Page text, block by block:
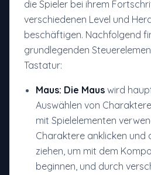
die Spieler bei ihrem
verschiedenen Level und
beschäftigen. Nachfolgend
grundlegenden
Tastatur:
Maus: Die Maus wird
Auswählen von
mit Spielelementen
Charaktere anklicken und
ziehen, um mit dem
beginnen, und durch